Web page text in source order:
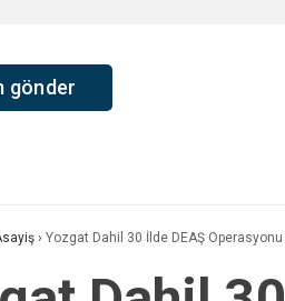
› Yozgat Dahil 30 İlde DEAŞ